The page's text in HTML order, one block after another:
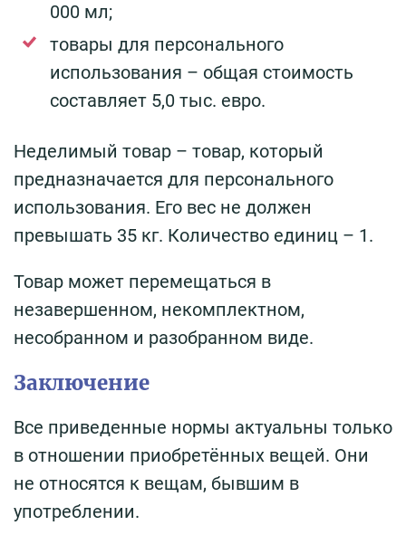
000 мл;
товары для персонального
использования – общая стоимость
составляет 5,0 тыс. евро.
Неделимый товар – товар, который
предназначается для персонального
использования. Его вес не должен
превышать 35 кг. Количество единиц – 1.
Товар может перемещаться в
незавершенном, некомплектном,
несобранном и разобранном виде.
Заключение
Все приведенные нормы актуальны только
в отношении приобретённых вещей. Они
не относятся к вещам, бывшим в
употреблении.